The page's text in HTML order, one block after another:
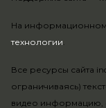
На
технологии.
Все ресурсы сайта
ограничиваясь)
видео информацию,